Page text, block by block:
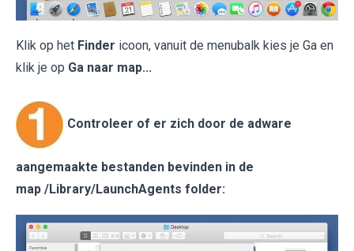
Klik op het Finder icoon, vanuit de menubalk kies je Ga en
klik je op Ga naar map...
Controleer of er zich door de adware
aangemaakte bestanden bevinden in de
map /Library/LaunchAgents folder: